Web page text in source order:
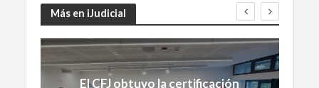
Más en iJudicial
El CFJ obtuvo la certificación